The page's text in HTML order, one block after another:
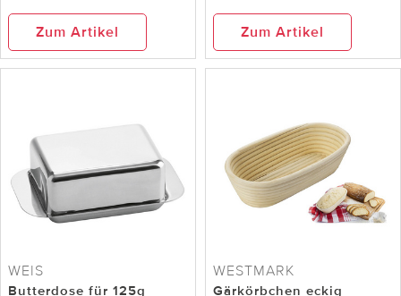
Zum Artikel Zum Artikel
WEIS
Butterdose für 125g
WESTMARK
Gärkörbchen eckig